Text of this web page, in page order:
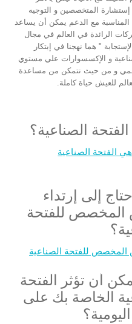
إستشارة المتخصصين و التوجيه
مع الدعم يمكن أن يساعد
الرائدة في العالم في مجال
" هما نهجنا في إبتكار
و الإكسسوارات علي مستوي
و من حيث نتمكن من مساعدة
للعيش حياة كاملة.
الصناعية؟
الفتحة الصناعية
إلى إرتداء
المخصص للفتحة
المخصص للفتحة الصناعية
أن تؤثر الفتحة
الخاصة بك على